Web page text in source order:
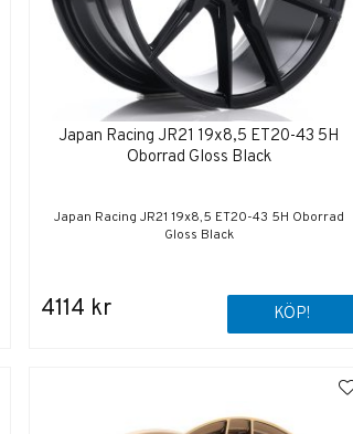
Japan Racing JR21 19x8,5 ET20-43 5H
Oborrad Gloss Black
Japan Racing JR21 19x8,5 ET20-43 5H Oborrad
Gloss Black
4114 kr KÖP!